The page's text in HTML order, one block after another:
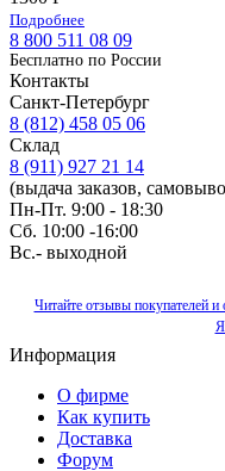
Подробнее
8 800 511 08 09
Бесплатно по Роcсии
Контакты
Санкт-Петербург
8 (812) 458 05 06
Склад
8 (911) 927 21 14
(выдача заказов,
Пн-Пт. 9:00 - 18:30
Сб. 10:00 -16:00
Вс.- выходной
Читайте отзывы покупателей и
Информация
О фирме
Как купить
Доставка
Форум